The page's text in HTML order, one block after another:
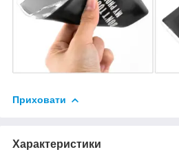
Приховати
Характеристики